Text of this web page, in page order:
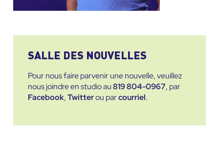
SALLE DES NOUVELLES
Pour nous faire parvenir une nouvelle, veuillez
nous joindre en studio au819 804-0967, par
Facebook,Twitterou parcourriel.